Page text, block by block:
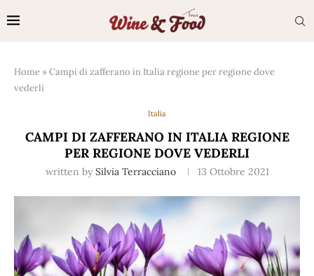
Home »Campi di zafferano in Italia regione per regione dove
vederli
Italia
CAMPI DI ZAFFERANO IN ITALIA REGIONE
PER REGIONE DOVE VEDERLI
written by Silvia Terracciano 13 Ottobre 2021